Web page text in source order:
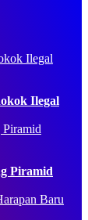
Ilegal
Piramid